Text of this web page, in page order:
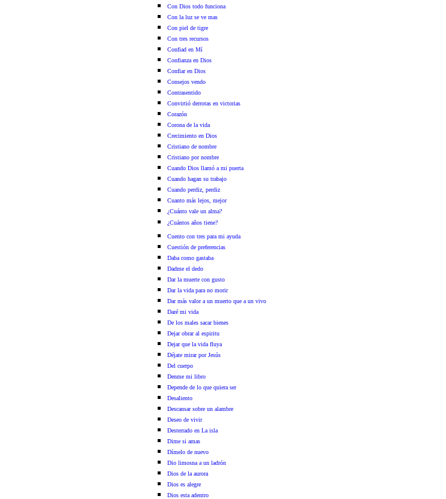
Con Dios todo funciona
Con la luz se ve mas
Con piel de tigre
Con tres recursos
Confiad en Mí
Confianza en Dios
Confiar en Dios
Consejos vendo
Contrasentido
Convirtió derrotas en victorias
Corazón
Corona de la vida
Crecimiento en Dios
Cristiano de nombre
Cristiano por nombre
Cuando Dios llamó a mi puerta
Cuando hagan su trabajo
Cuando perdiz, perdiz
Cuanto más lejos, mejor
¿Cuánto vale un alma?
¿Cuántos años tiene?
Cuento con tres para mi ayuda
Cuestión de preferencias
Daba como gastaba
Dadme el dedo
Dar la muerte con gusto
Dar la vida para no morir
Dar más valor a un muerto que a un vivo
Daré mi vida
De los males sacar bienes
Dejar obrar al espiritu
Dejar que la vida fluya
Déjate mirar por Jesús
Del cuerpo
Denme mi libro
Depende de lo que quiera ser
Desaliento
Descansar sobre un alambre
Deseo de vivir
Desterrado en La isla
Dime si amas
Dímelo de nuevo
Dio limosna a un ladrón
Dios de la aurora
Dios es alegre
Dios esta adentro